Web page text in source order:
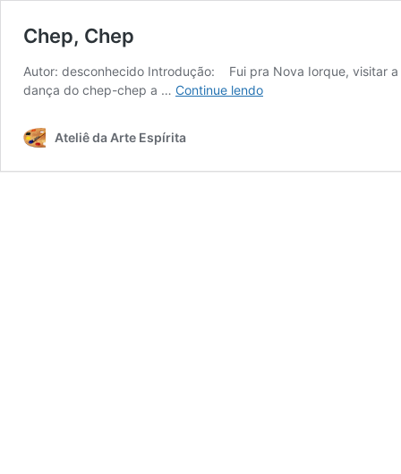
Chep, Chep
Autor: desconhecido Introdução: ­ Fui pra Nova Iorque, visitar
dança do chep-chep a … Continue lendoChep,
Ateliê da Arte Espírita